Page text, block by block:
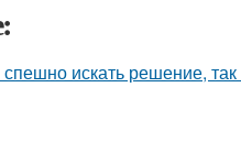
искать решение,